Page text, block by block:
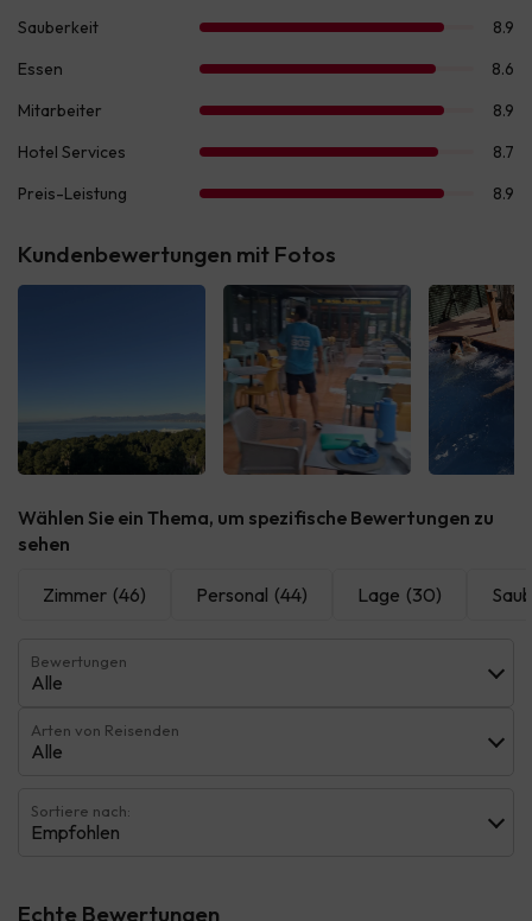
Kundenbewertungen mit Fotos
Wählen Sie ein Thema, um spezifische Bewertungen zu
sehen
Zimmer (46) Personal (44) Lage (30)
Bewertungen
Alle
Arten von Reisenden
Alle
Sortiere nach:
Empfohlen
Echte Bewertungen